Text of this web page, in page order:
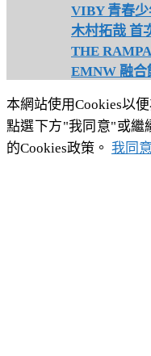
VIBY 青春
木村拓哉 首
THE
EMNW 融
本網站使用Cookies以
點選下方"我同意"或繼
的Cookies政策。 我同意